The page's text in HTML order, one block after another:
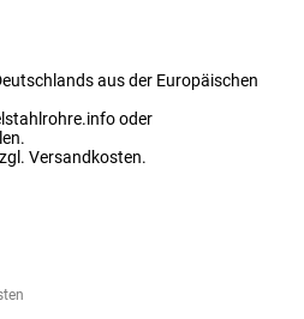
aus der Europäischen
oder
Versandkosten.